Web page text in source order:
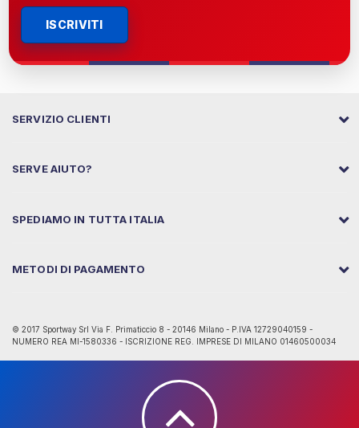
ISCRIVITI
SERVIZIO CLIENTI
SERVE AIUTO?
SPEDIAMO IN TUTTA ITALIA
METODI DI PAGAMENTO
© 2017 Sportway Srl Via F. Primaticcio 8 - 20146 Milano - P.IVA 12729040159 -
NUMERO REA MI-1580336 - ISCRIZIONE REG. IMPRESE DI MILANO 01460500034